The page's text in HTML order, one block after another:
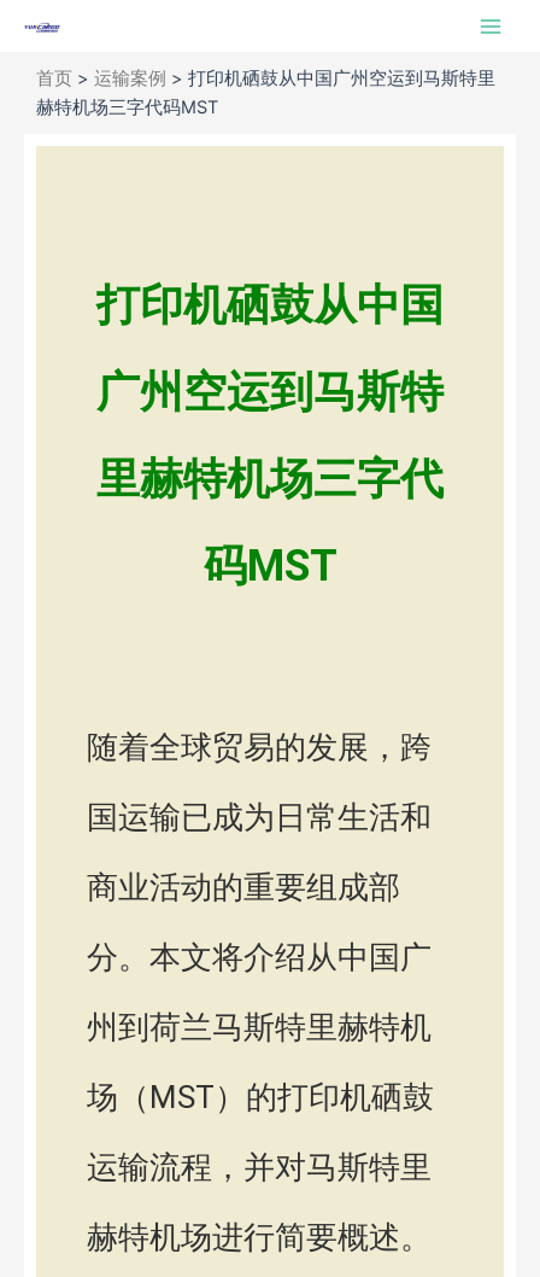
Main
首页 > 运输案例 > 打印机硒鼓从中国广州空运到马斯特里
赫特机场三字代码MST
打印机硒鼓从中国
广州空运到马斯特
里赫特机场三字代
码MST
随着全球贸易的发展，跨
国运输已成为日常生活和
商业活动的重要组成部
分。本文将介绍从中国广
州到荷兰马斯特里赫特机
场（MST）的打印机硒鼓
运输流程，并对马斯特里
赫特机场进行简要概述。